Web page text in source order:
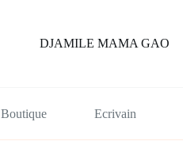
DJAMILE MAMA GAO
Boutique Ecrivain